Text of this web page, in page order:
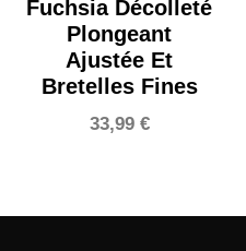
Fuchsia Décolleté
Plongeant
Ajustée Et
Bretelles Fines
33,99 €